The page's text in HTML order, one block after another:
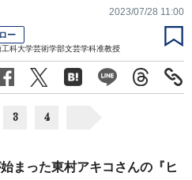
2023/07/28 11:00
ー
科大学芸術学部文芸学科准教授
3 4
まった東村アキコさんの『ヒ